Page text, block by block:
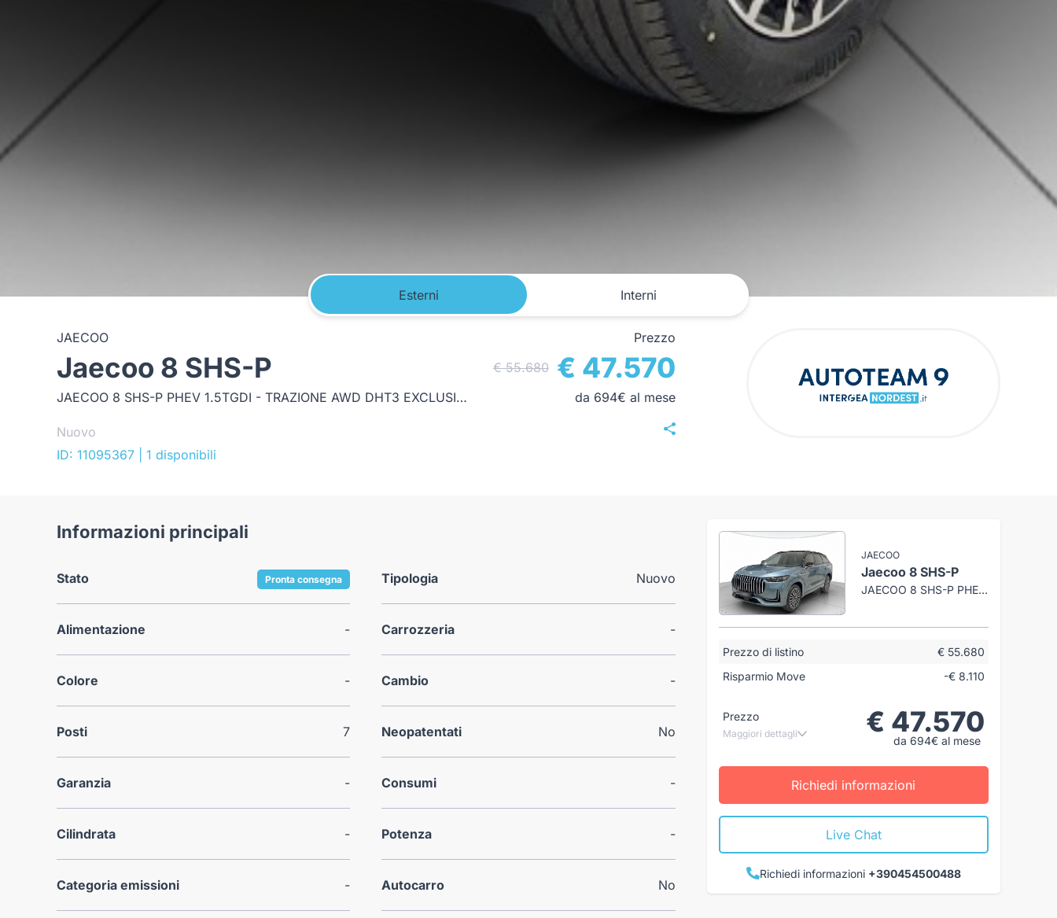
Esterni Interni
JAECOO
Jaecoo 8 SHS-P
JAECOO 8 SHS-P PHEV 1.5TGDI - TRAZIONE AWD DHT3 EXCLUSIVE AWD - INTERNI NERO
Nuovo
ID: 11095367
| 1 disponibili
Prezzo
€ 55.680 € 47.570
da 694€ al mese
Informazioni principali
Stato Pronta consegna Tipologia Nuovo
Alimentazione - Carrozzeria -
Colore - Cambio -
Posti 7 Neopatentati No
Garanzia - Consumi -
Cilindrata - Potenza -
Categoria emissioni - Autocarro No
JAECOO
Jaecoo 8 SHS-P
JAECOO 8 SHS-P PHEV 1.5TGDI - TRAZIONE AWD DHT3 EXCLUSIVE AWD - INTERNI NERO
Prezzo di listino
€ 55.680
Risparmio Move
-€ 8.110
Prezzo
Maggiori dettagli € 47.570
da 694€ al mese
Richiedi informazioni
Live Chat
Richiedi informazioni +390454500488